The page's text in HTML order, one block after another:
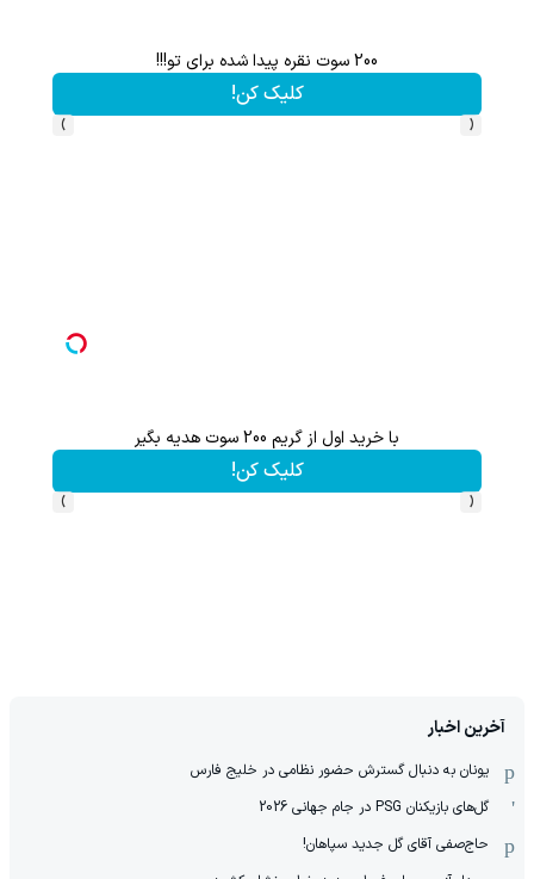
200 سوت نقره پیدا شده برای تو!!!
کلیک کن!
‹
›
با خرید اول از گریم 200 سوت هدیه بگیر
کلیک کن!
‹
›
آخرین اخبار
یونان به دنبال گسترش حضور نظامی در خلیج فارس
گل‌های بازیکنان PSG در جام جهانی 2026
حاج‌صفی آقای گل جدید سپاهان!